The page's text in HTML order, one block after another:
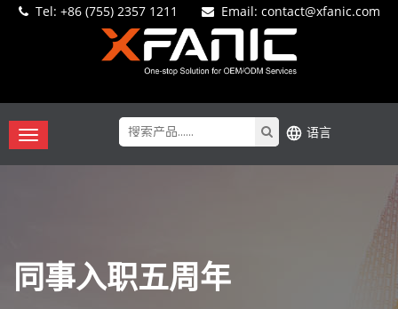
Tel: +86 (755) 2357 1211 Email: contact@xfanic.com
语言
同事入职五周年